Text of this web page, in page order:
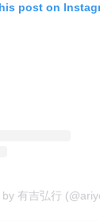
post on
有吉弘行